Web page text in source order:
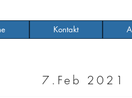
Kontakt
7.Feb